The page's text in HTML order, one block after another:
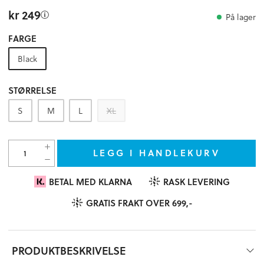
kr 249 På lager
FARGE
Black
STØRRELSE
S M L XL
LEGG I HANDLEKURV
BETAL MED KLARNA
RASK LEVERING
GRATIS FRAKT OVER 699,-
PRODUKTBESKRIVELSE